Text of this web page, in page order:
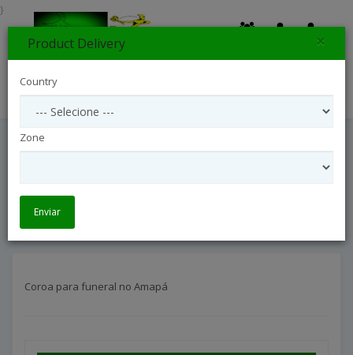
Coroa Para Funeral No Amapá
Coroa para funeral no Amapá
}
Product Delivery ×
Country
Zone
Enviar